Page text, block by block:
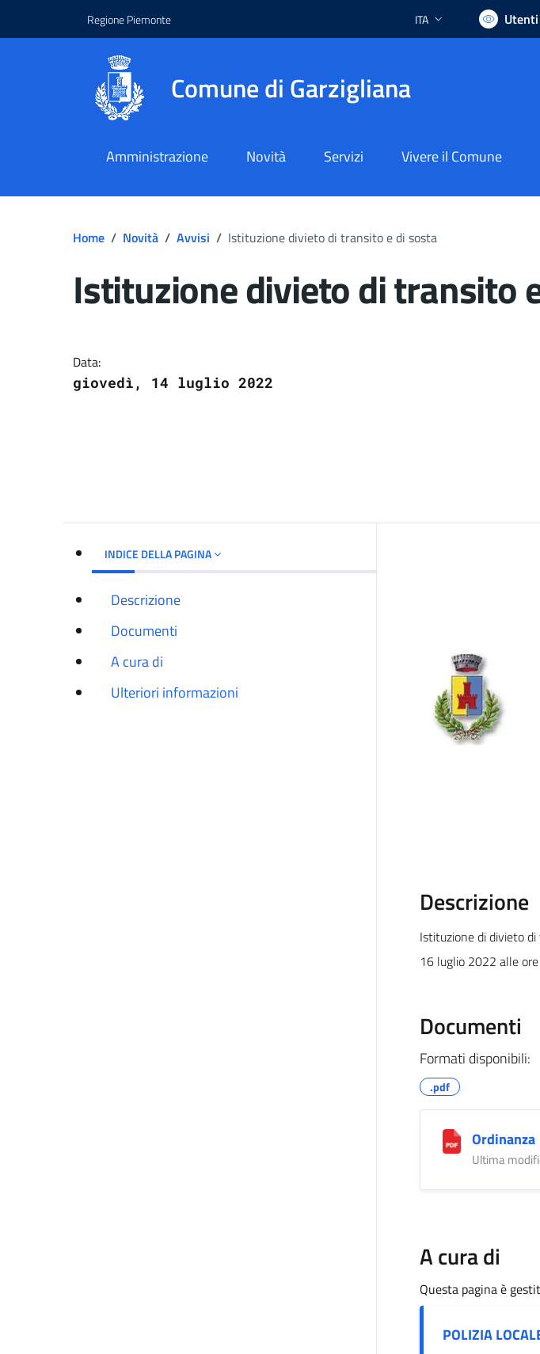
Regione Piemonte Lingua attiva:
ITA
Comune di Garzigliana
Amministrazione Novità Servizi Vivere il Comune
Home / Novità / Avvisi / Istituzione divieto di transito e di sosta
Istituzione divieto di transito
Data:
giovedì, 14 luglio 2022
INDICE DELLA PAGINA
Descrizione
Documenti
A cura di
Ulteriori informazioni
Descrizione
Istituzione di divieto
16 luglio 2022 alle
Documenti
Formati disponibili:
.pdf
Ordinanza
Ultima
A cura di
Questa pagina è
POLIZIA